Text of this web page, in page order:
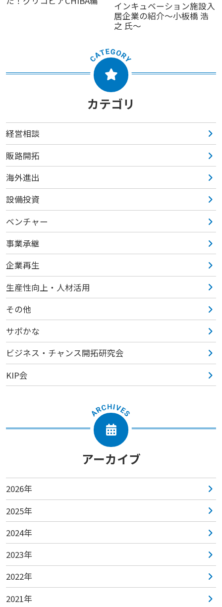
インキュベーション施設入
居企業の紹介～小板橋 浩
之 氏～
カテゴリ
経営相談
販路開拓
海外進出
設備投資
ベンチャー
事業承継
企業再生
生産性向上・人材活用
その他
サポかな
ビジネス・チャンス開拓研究会
KIP会
アーカイブ
2026年
2025年
2024年
2023年
2022年
2021年